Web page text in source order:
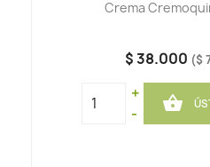
Crema
$ 38.000 ($
+
-
